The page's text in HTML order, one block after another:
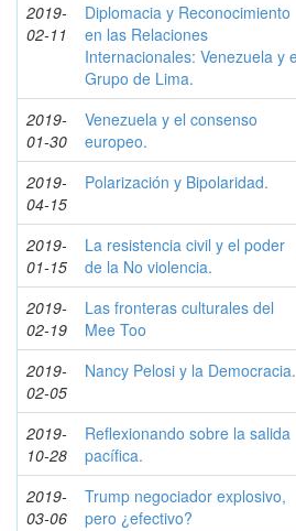
2019-
02-11
Diplomacia y Reconocimiento
en las Relaciones
Internacionales: Venezuela y
Grupo de Lima.
2019-
01-30
Venezuela y el consenso
europeo.
2019-
04-15
Polarización y Bipolaridad.
2019-
01-15
La resistencia civil y el poder
de la No violencia.
2019-
02-19
Las fronteras culturales del
Mee Too
2019-
02-05
Nancy Pelosi y la Democracia.
2019-
10-28
Reflexionando sobre la salida
pacífica.
2019-
03-06
Trump negociador explosivo,
pero ¿efectivo?